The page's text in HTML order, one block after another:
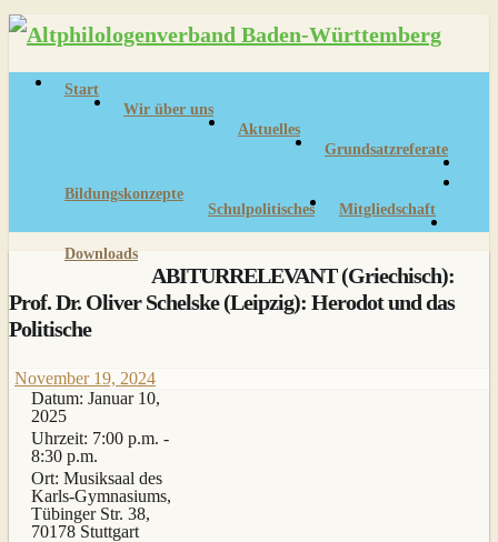
Skip
Start
Wir über uns
Aktuelles
Grundsatzreferate
Bildungskonzepte
Schulpolitisches
Mitgliedschaft
Downloads
ABITURRELEVANT (Griechisch):
Prof. Dr. Oliver Schelske (Leipzig): Herodot und das
Politische
November 19, 2024
Datum: Januar 10,
2025
Uhrzeit: 7:00 p.m. -
8:30 p.m.
Ort: Musiksaal des
Karls-Gymnasiums,
Tübinger Str. 38,
70178 Stuttgart